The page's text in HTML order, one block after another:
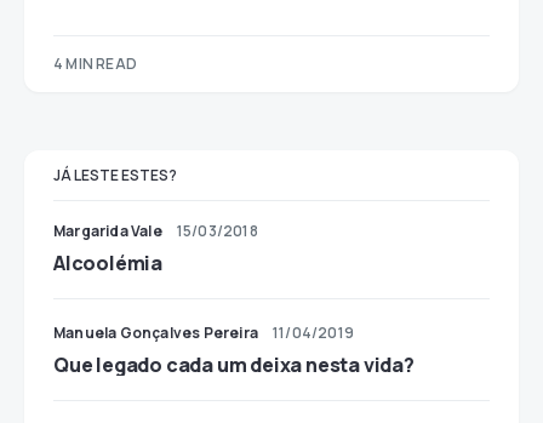
4 MIN READ
JÁ LESTE ESTES?
Margarida Vale 15/03/2018
Alcoolémia
Manuela Gonçalves Pereira 11/04/2019
Que legado cada um deixa nesta vida?